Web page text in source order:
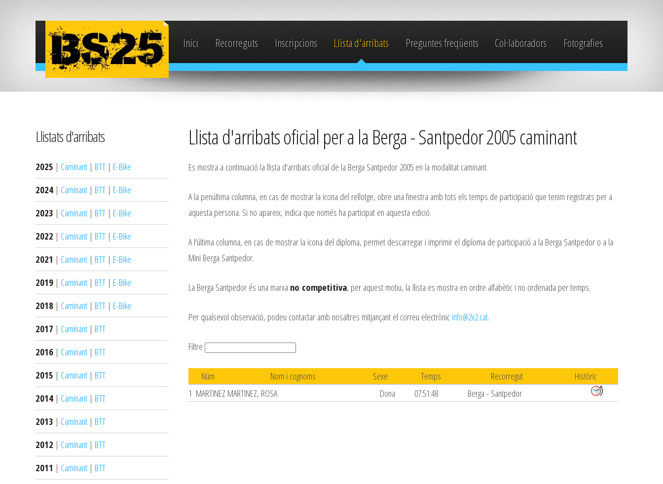
Inici Recorreguts Inscripcions Llista d'arribats Preguntes freqüents Col·laboradors Fotografies
Llistats d'arribats
2025 | Caminant | BTT | E-Bike
2024 | Caminant | BTT | E-Bike
2023 | Caminant | BTT | E-Bike
2022 | Caminant | BTT | E-Bike
2021 | Caminant | BTT | E-Bike
2019 | Caminant | BTT | E-Bike
2018 | Caminant | BTT | E-Bike
2017 | Caminant | BTT
2016 | Caminant | BTT
2015 | Caminant | BTT
2014 | Caminant | BTT
2013 | Caminant | BTT
2012 | Caminant | BTT
2011 | Caminant | BTT
Llista d'arribats oficial per a la Berga - Santpedor 2005 caminant
Es mostra a continuació la llista d'arribats oficial de la Berga Santpedor 2005 en la modalitat caminant.
A la penúltima columna, en cas de mostrar la icona del rellotge, obre una finestra amb tots els temps de participació que tenim registrats per a
aquesta persona. Si no apareix, indica que només ha participat en aquesta edició.
A l'última columna, en cas de mostrar la icona del diploma, permet descarregar i imprimir el diploma de participació a la Berga Santpedor o a la
Mini Berga Santpedor.
La Berga Santpedor és una marxa no competitiva, per aquest motiu, la llista es mostra en ordre alfabètic i no ordenada per temps.
Per qualsevol observació, podeu contactar amb nosaltres mitjançant el correu electrònic info@2x2.cat.
Filtre
Núm Nom i cognoms Sexe Temps Recorregut
Històric
1 MARTINEZ MARTINEZ, ROSA Dona 07:51:48 Berga - Santpedor